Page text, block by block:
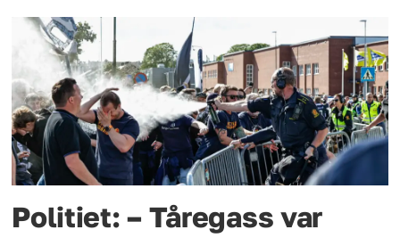
Politiet: – Tåregass var